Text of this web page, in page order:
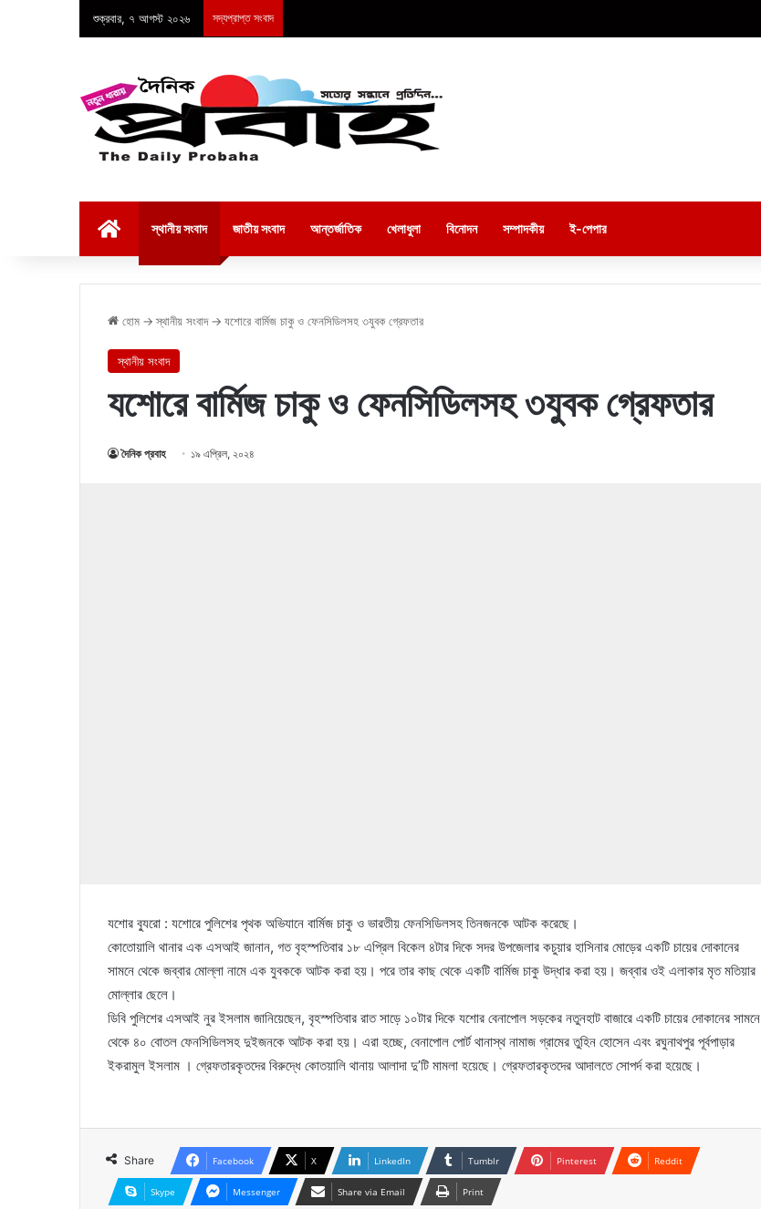
শুক্রবার, ৭ আগস্ট ২০২৬ সদ্যপ্রাপ্ত সংবাদ
স্থানীয় সংবাদ জাতীয় সংবাদ আন্তর্জাতিক খেলাধুলা বিনোদন সম্পাদকীয় ই-পেপার
হোম → স্থানীয় সংবাদ → যশোরে বার্মিজ চাকু ও ফেনসিডিলসহ ৩যুবক গ্রেফতার
স্থানীয় সংবাদ
যশোরে বার্মিজ চাকু ও ফেনসিডিলসহ ৩যুবক গ্রেফতার
দৈনিক প্রবাহ ১৯ এপ্রিল, ২০২৪
যশোর ব্যুরো : যশোরে পুলিশের পৃথক অভিযানে বার্মিজ চাকু ও ভারতীয় ফেনসিডিলসহ তিনজনকে আটক করেছে।
কোতোয়ালি থানার এক এসআই জানান, গত বৃহস্পতিবার ১৮ এপ্রিল বিকেল ৪টার দিকে সদর উপজেলার কচুয়ার হাসিনার মোড়ের একটি চায়ের দোকানের
সামনে থেকে জব্বার মোল্লা নামে এক যুবককে আটক করা হয়। পরে তার কাছ থেকে একটি বার্মিজ চাকু উদ্ধার করা হয়। জব্বার ওই এলাকার মৃত মতিয়ার
মোল্লার ছেলে।
ডিবি পুলিশের এসআই নুর ইসলাম জানিয়েছেন, বৃহস্পতিবার রাত সাড়ে ১০টার দিকে যশোর বেনাপোল সড়কের নতুনহাট বাজারে একটি চায়ের দোকানের সামনে
থেকে ৪০ বোতল ফেনসিডিলসহ দুইজনকে আটক করা হয়। এরা হচ্ছে, বেনাপোল পোর্ট থানাস্থ নামাজ গ্রামের তুহিন হোসেন এবং রঘুনাথপুর পূর্বপাড়ার
ইকরামুল ইসলাম । গ্রেফতারকৃতদের বিরুদ্ধে কোতয়ালি থানায় আলাদা দু’টি মামলা হয়েছে। গ্রেফতারকৃতদের আদালতে সোপর্দ করা হয়েছে।
Share Facebook X LinkedIn Tumblr Pinterest Reddit
Skype Messenger Share via Email Print